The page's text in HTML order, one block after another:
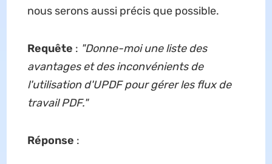
nous serons aussi précis que possible.
Requête : "Donne-moi une liste des
avantages et des inconvénients de
l'utilisation d'UPDF pour gérer les flux de
travail PDF."
Réponse :